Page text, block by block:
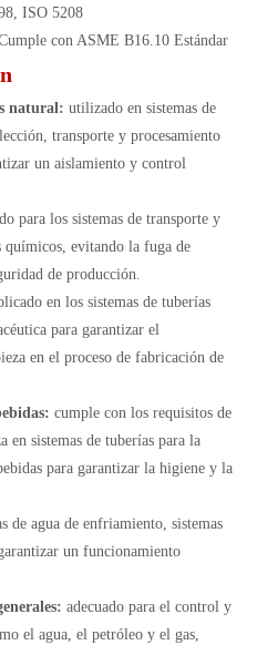
ISO 5208
con ASME B16.10 Estándar
natural: utilizado en sistemas de
transporte y procesamiento
un aislamiento y control
para los sistemas de transporte y
químicos, evitando la fuga de
de producción.
en los sistemas de tuberías
para garantizar el
en el proceso de fabricación de
cumple con los requisitos de
sistemas de tuberías para la
para garantizar la higiene y la
de agua de enfriamiento, sistemas
un funcionamiento
adecuado para el control y
el agua, el petróleo y el gas,